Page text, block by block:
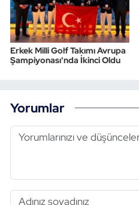
Erkek Milli Golf Takımı Avrupa
Şampiyonası'nda İkinci Oldu
Yorumlar